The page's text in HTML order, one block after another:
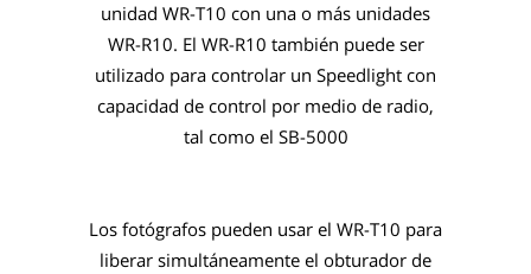
unidad WR-T10 con una o más unidades
WR-R10. El WR-R10 también puede ser
utilizado para controlar un Speedlight con
capacidad de control por medio de radio,
tal como el SB-5000
Los fotógrafos pueden usar el WR-T10 para
liberar simultáneamente el obturador de